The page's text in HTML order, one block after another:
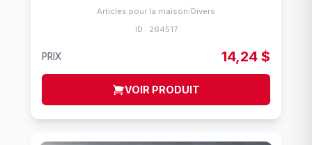
Articles pour la maison/Divers
ID : 264517
PRIX 14,24 $
VOIR PRODUIT